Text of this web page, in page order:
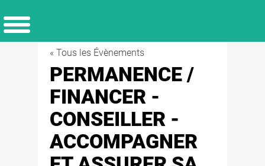
« Tous les Évènements
PERMANENCE /
FINANCER -
CONSEILLER -
ACCOMPAGNER